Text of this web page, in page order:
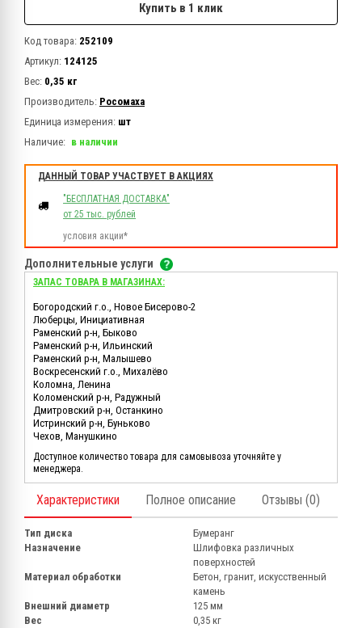
Купить в 1 клик
Код товара: 252109
Артикул: 124125
Вес: 0,35 кг
Производитель: Росомаха
Единица измерения: шт
Наличие: в наличии
ДАННЫЙ ТОВАР УЧАСТВУЕТ В АКЦИЯХ
"БЕСПЛАТНАЯ ДОСТАВКА"
от 25 тыс. рублей
условия акции*
Дополнительные услуги
ЗАПАС ТОВАРА В МАГАЗИНАХ:
Богородский г.о., Новое Бисерово-2
Люберцы, Инициативная
Раменский р-н, Быково
Раменский р-н, Ильинский
Раменский р-н, Малышево
Воскресенский г.о., Михалёво
Коломна, Ленина
Коломенский р-н, Радужный
Дмитровский р-н, Останкино
Истринский р-н, Буньково
Чехов, Манушкино
Доступное количество товара для самовывоза уточняйте у
менеджера.
Характеристики Полное описание Отзывы (0)
Тип диска
Бумеранг
Назначение
Шлифовка различных
поверхностей
Материал обработки
Бетон, гранит, искусственный
камень
Внешний диаметр
125 мм
Вес
0,35 кг